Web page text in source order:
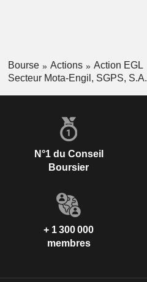
Bourse Actions
Action EGL
Secteur Mota-Engil, SGPS, S.A.
N°1 du Conseil
Boursier
+ 1 300 000
membres